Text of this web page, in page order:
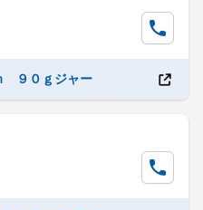
９０ｇジャー